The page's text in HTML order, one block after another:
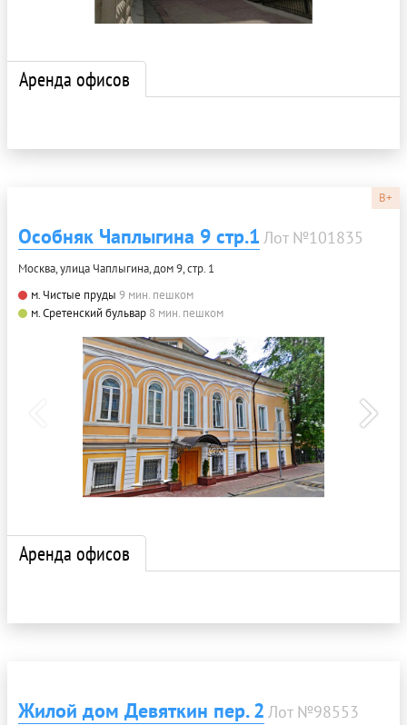
Аренда офисов
B+
Особняк Чаплыгина 9 стр.1 Лот №101835
Москва, улица Чаплыгина, дом 9, стр. 1
м. Чистые пруды 9 мин. пешком
м. Сретенский бульвар 8 мин. пешком
Аренда офисов
Жилой дом Девяткин пер. 2 Лот №98553